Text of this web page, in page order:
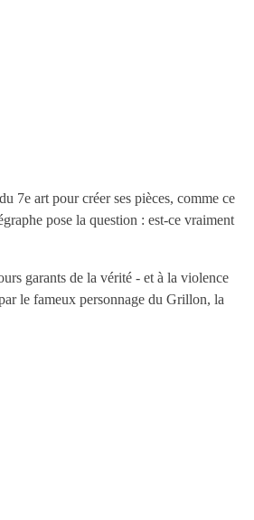
7e art pour créer ses pièces, comme ce
pose la question : est-ce vraiment
garants de la vérité - et à la violence
le fameux personnage du Grillon, la